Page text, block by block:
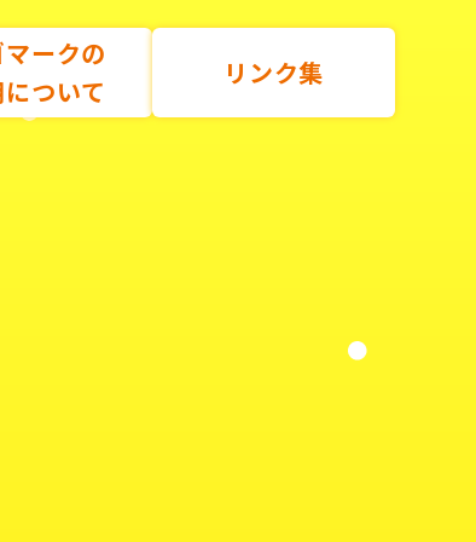
ークの
ついて
リンク集